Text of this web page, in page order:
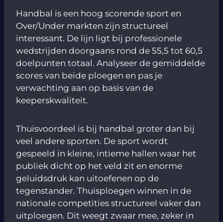
Handbal is een hoog scorende sport en
Over/Under markten zijn structureel
interessant. De lijn ligt bij professionele
wedstrijden doorgaans rond de 55,5 tot 60,5
doelpunten totaal. Analyseer de gemiddelde
scores van beide ploegen en pas je
verwachting aan op basis van de
keeperskwaliteit.
Thuisvoordeel is bij handbal groter dan bij
veel andere sporten. De sport wordt
gespeeld in kleine, intieme hallen waar het
publiek dicht op het veld zit en enorme
geluidsdruk kan uitoefenen op de
tegenstander. Thuisploegen winnen in de
nationale competities structureel vaker dan
uitploegen. Dit weegt zwaar mee, zeker in